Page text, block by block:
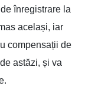
înregistrare la
același, iar
compensații de
astăzi, și va